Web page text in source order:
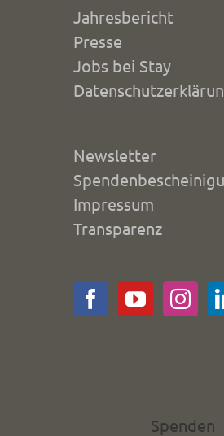
Jahresbericht
Presse
Jobs bei Stay
Newsletter
Impressum
Transparenz
Spenden